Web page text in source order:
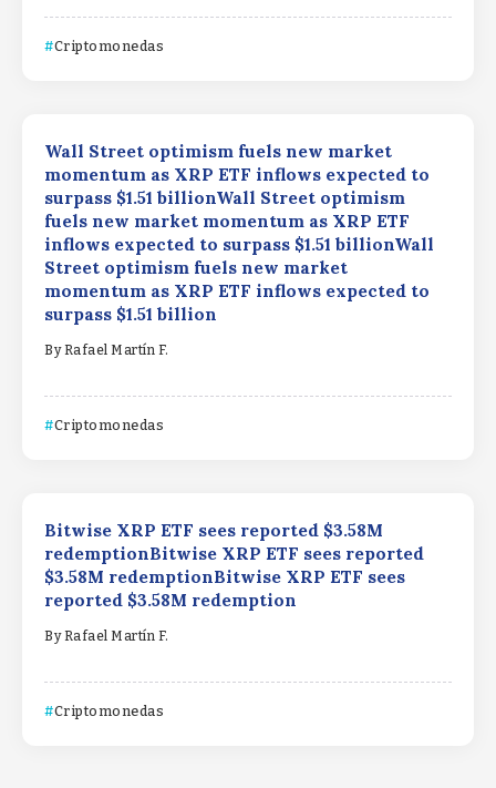
Criptomonedas
Wall Street optimism fuels new market
momentum as XRP ETF inflows expected to
surpass $1.51 billionWall Street optimism
fuels new market momentum as XRP ETF
inflows expected to surpass $1.51 billionWall
Street optimism fuels new market
momentum as XRP ETF inflows expected to
surpass $1.51 billion
By Rafael Martín F.
Criptomonedas
Bitwise XRP ETF sees reported $3.58M
redemptionBitwise XRP ETF sees reported
$3.58M redemptionBitwise XRP ETF sees
reported $3.58M redemption
By Rafael Martín F.
Criptomonedas